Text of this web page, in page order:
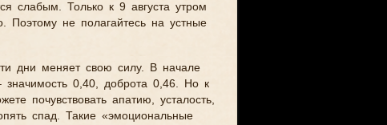
слабым. Только к 9 августа утром
Поэтому не полагайтесь на устные
дни меняет свою силу. В начале
0,40, доброта 0,46. Но к
почувствовать апатию, усталость,
спад. Такие «эмоциональные